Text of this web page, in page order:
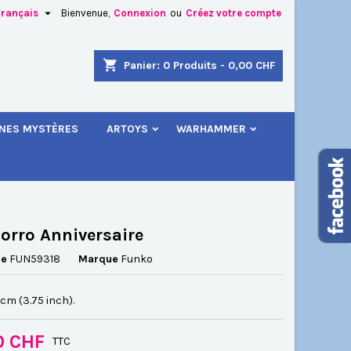
Bienvenue, Connexion ou Créez votre compte

shopping_cart Panier: 0 Produits - 0,00 CHF
MYSTÈRES ARTOYS WARHAMMER
Anniversaire
FUN59318 Marque Funko
cm (3.75 inch).
CHF TTC